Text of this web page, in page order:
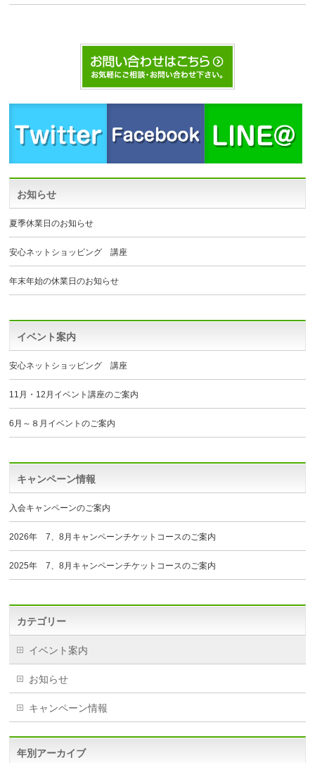
お知らせ
夏季休業日のお知らせ
安心ネットショッピング 講座
年末年始の休業日のお知らせ
イベント案内
安心ネットショッピング 講座
11月・12月イベント講座のご案内
6月～８月イベントのご案内
キャンペーン情報
入会キャンペーンのご案内
2026年 7、8月キャンペーンチケットコースのご案内
2025年 7、8月キャンペーンチケットコースのご案内
カテゴリー
イベント案内
お知らせ
キャンペーン情報
年別アーカイブ